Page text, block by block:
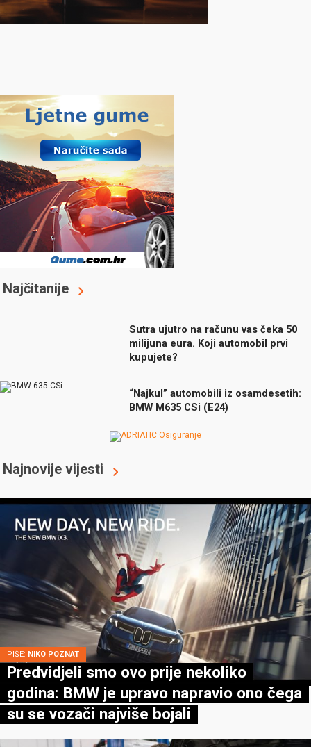
Najčitanije
Sutra ujutro na računu vas čeka 50
milijuna eura. Koji automobil prvi
kupujete?
“Najkul” automobili iz osamdesetih:
BMW M635 CSi (E24)
Najnovije vijesti
PIŠE: NIKO POZNAT
Predvidjeli smo ovo prije nekoliko
godina: BMW je upravo napravio ono čega
su se vozači najviše bojali